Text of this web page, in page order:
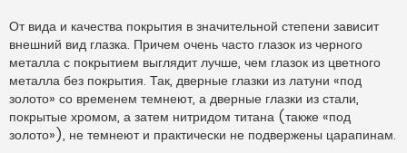
От вида и качества покрытия в значительной степени зависит
внешний вид глазка. Причем очень часто глазок из черного
металла с покрытием выглядит лучше, чем глазок из цветного
металла без покрытия. Так, дверные глазки из латуни «под
золото» со временем темнеют, а дверные глазки из стали,
покрытые хромом, а затем нитридом титана (также «под
золото»), не темнеют и практически не подвержены царапинам.